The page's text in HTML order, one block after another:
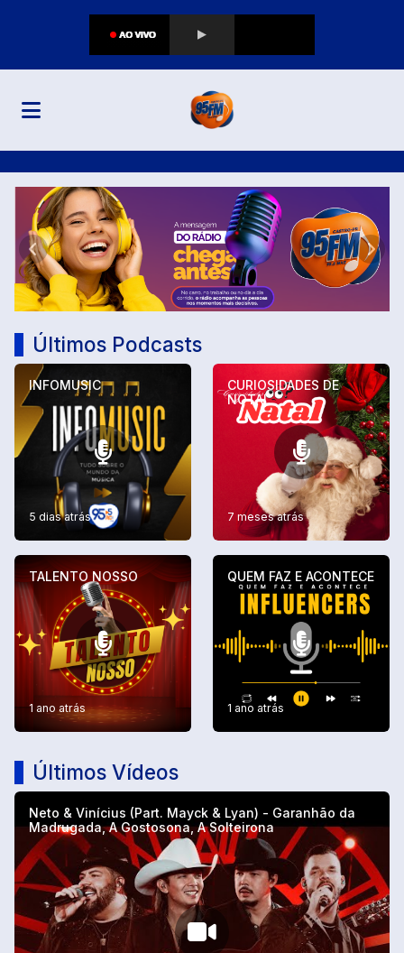
95 FM CASTRO
Anterior
Últimos Podcasts
INFOMUSIC
5 dias atrás
CURIOSIDADES DE
NOTAL
7 meses atrás
TALENTO NOSSO
1 ano atrás
QUEM FAZ E ACONTECE
1 ano atrás
Últimos Vídeos
Neto & Vinícius (Part. Mayck & Lyan) - Garanhão da
Madrugada, A Gostosona, A Solteirona